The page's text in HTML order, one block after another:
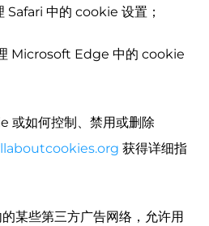
Safari 中的 cookie 设置；
Microsoft Edge 中的 cookie
或如何控制、禁用或删除
获得详细指
某些第三方广告网络，允许用